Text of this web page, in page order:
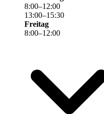
8:00–12:00
13:00–15:30
Freitag
8:00–12:00